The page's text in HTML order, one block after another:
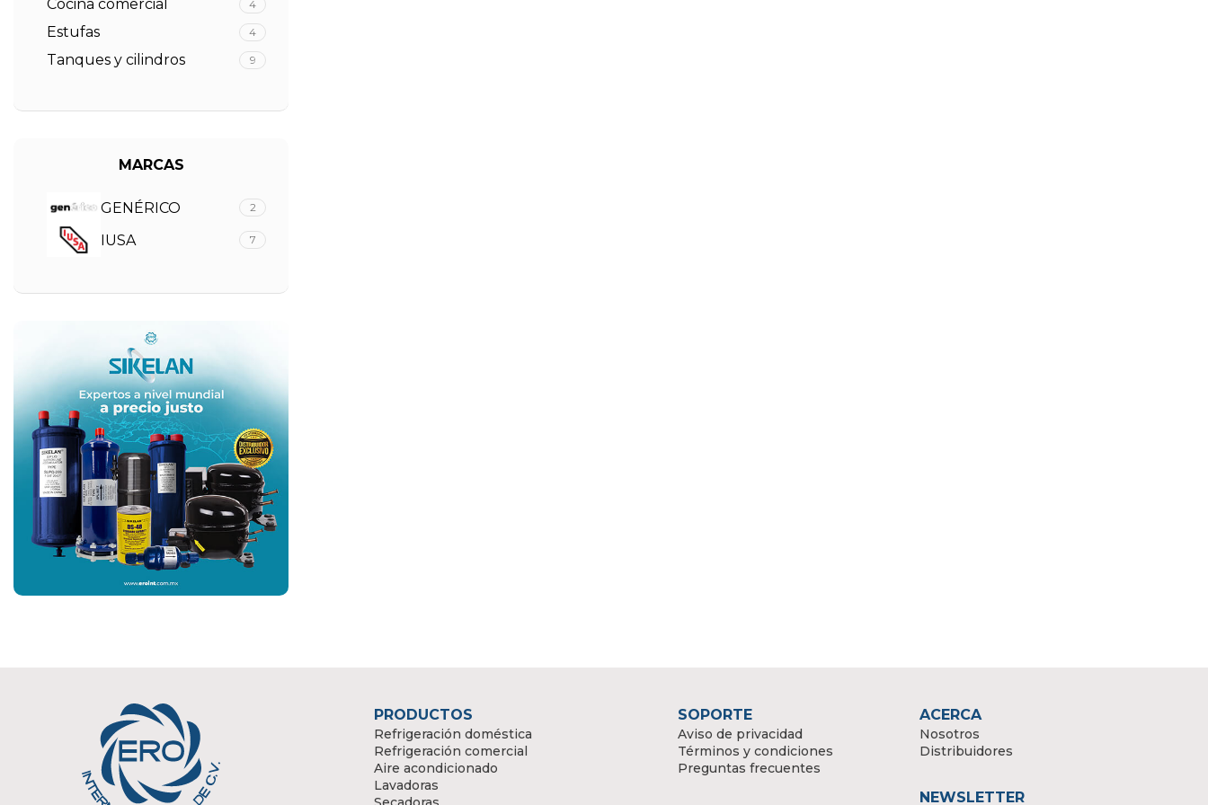
Cocina comercial 4
Estufas 4
Tanques y cilindros 9
MARCAS
GENÉRICO 2
IUSA 7
PRODUCTOS
Refrigeración doméstica
Refrigeración comercial
Aire acondicionado
Lavadoras
SOPORTE
Aviso de privacidad
Términos y condiciones
Preguntas frecuentes
ACERCA
Nosotros
Distribuidores
NEWSLETTER